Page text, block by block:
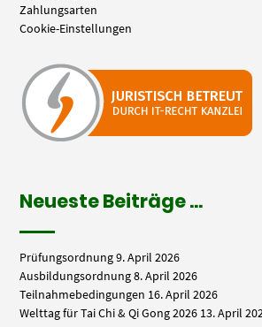
Zahlungsarten
Cookie-Einstellungen
Neueste Beiträge …
Prüfungsordnung9. April 2026
Ausbildungsordnung8. April 2026
Teilnahmebedingungen 16. April 2026
Welttag für Tai Chi & Qi Gong 2026 13. April